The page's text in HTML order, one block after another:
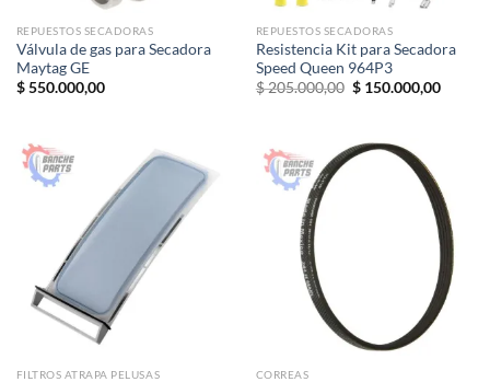
REPUESTOS SECADORAS
Válvula de gas para Secadora
Maytag GE
$550.000,00
REPUESTOS SECADORAS
Resistencia Kit para Secadora
Speed Queen 964P3
$205.000,00 El
$ 205.000,00.
$150.000,00El
FILTROS ATRAPA PELUSAS CORREAS